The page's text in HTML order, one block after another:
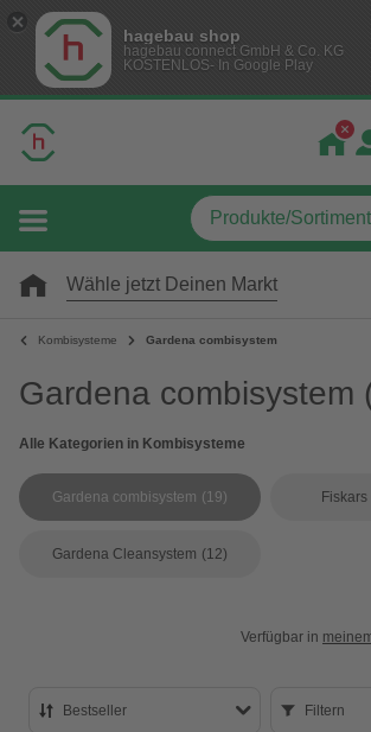
hagebau shop
hagebau connect GmbH & Co. KG
KOSTENLOS- In Google Play
Wähle jetzt Deinen Markt
Kombisysteme Gardena combisystem
Gardena combisystem
Alle Kategorien in Kombisysteme
Gardena combisystem (19)
Gardena Cleansystem (12)
Verfügbar in
Bestseller Filtern